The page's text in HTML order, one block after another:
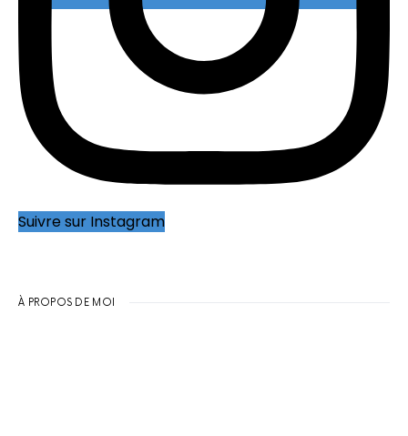
Suivre sur Instagram
À PROPOS DE MOI